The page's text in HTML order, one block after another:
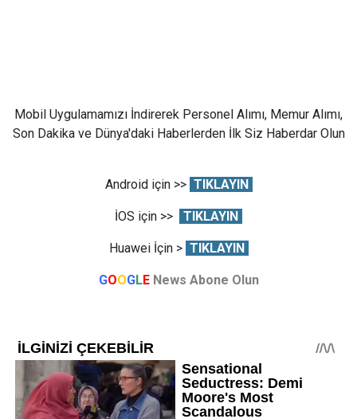
Mobil Uygulamamızı İndirerek Personel Alımı, Memur Alımı,
Son Dakika ve Dünya'daki Haberlerden İlk Siz Haberdar Olun
Android için >> TIKLAYIN
İOS için >> TIKLAYIN
Huawei İçin > TIKLAYIN
GOOGLE News Abone Olun